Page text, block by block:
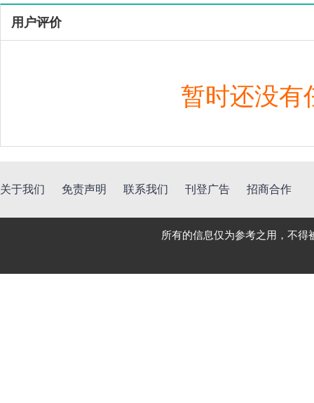
用户评价
暂时还没有
关于我们 免责声明 联系我们 刊登广告 招商合作
所有的信息仅为参考之用，不